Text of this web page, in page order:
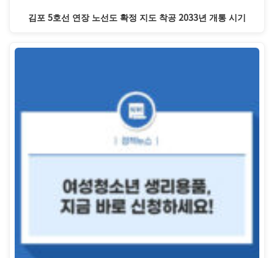
김포 5호선 연장 노선도 확정 지도 착공 2033년 개통 시기